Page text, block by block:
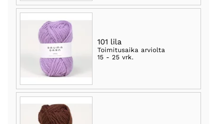
101 lila
Toimitusaika arviolta
15 - 25 vrk.